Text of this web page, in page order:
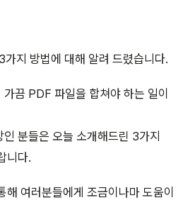
지 방법에 대해 알려 드렸습니다.
끔 PDF 파일을 합쳐야 하는 일이
분들은 오늘 소개해드린 3가지
니다.
해 여러분들에게 조금이나마 도움이